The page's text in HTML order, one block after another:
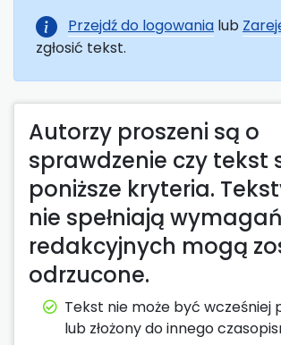
Przejdź do logowania lub
zgłosić tekst.
Autorzy proszeni są o
sprawdzenie czy tekst
poniższe kryteria.
nie spełniają wymagań
redakcyjnych mogą
odrzucone.
Tekst nie może być wcześniej
lub złożony do innego